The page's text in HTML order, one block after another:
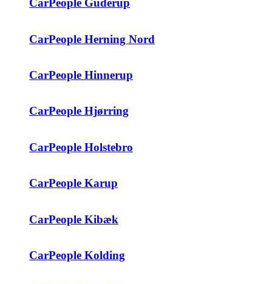
CarPeople Guderup
CarPeople Herning Nord
CarPeople Hinnerup
CarPeople Hjørring
CarPeople Holstebro
CarPeople Karup
CarPeople Kibæk
CarPeople Kolding